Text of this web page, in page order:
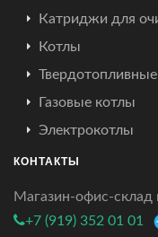
Катриджи для
Котлы
Газовые котлы
Электрокотлы
КОНТАКТЫ
Магазин-офис-склад
+7 (919) 352 01 01